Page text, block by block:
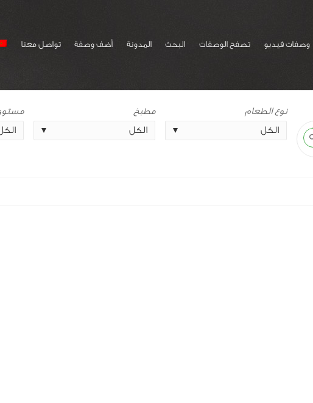
وصفات فيديو تصفح الوصفات البحث المدونة أضف وصفة تواصل معنا
بحث
مطبخ